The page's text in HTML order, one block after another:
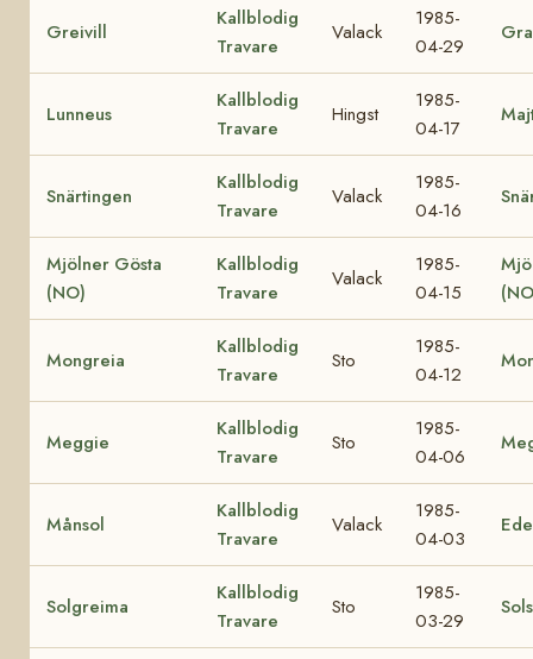
Greivill
Kallblodig
Travare
Valack
1985-
04-29
Lunneus
Kallblodig
Travare
Hingst
1985-
04-17
Snärtingen
Kallblodig
Travare
Valack
1985-
04-16
Mjölner Gösta
(NO)
Kallblodig
Travare
Valack
1985-
04-15
Mongreia
Kallblodig
Travare
Sto
1985-
04-12
Meggie
Kallblodig
Travare
Sto
1985-
04-06
Månsol
Kallblodig
Travare
Valack
1985-
04-03
Solgreima
Kallblodig
Travare
Sto
1985-
03-29